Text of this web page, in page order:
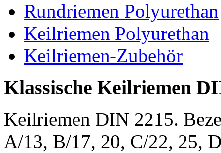
Rundriemen Polyurethan
Keilriemen Polyurethan
Keilriemen-Zubehör
Klassische Keilriemen
Keilriemen DIN 2215.
A/13, B/17, 20, C/22, 25,